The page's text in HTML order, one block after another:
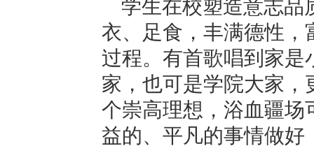
学生在校塑造意志品
衣、足食，丰满德性，
过程。有首歌唱到家是
家，也可是学院大家
个崇高理想，浴血疆场
益的、平凡的事情做好